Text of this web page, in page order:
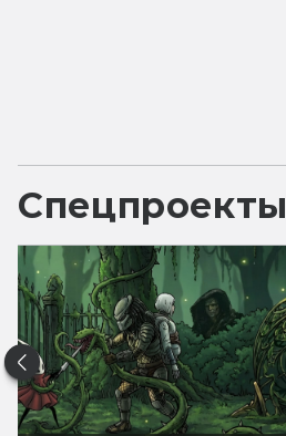
Спецпроекты